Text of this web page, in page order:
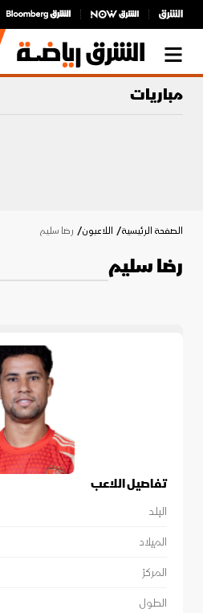
مباريات
الصفحة الرئيسية اللاعبون رضا سليم
رضا سليم
تفاصيل اللاعب
البلد
الميلاد
المركز
الطول